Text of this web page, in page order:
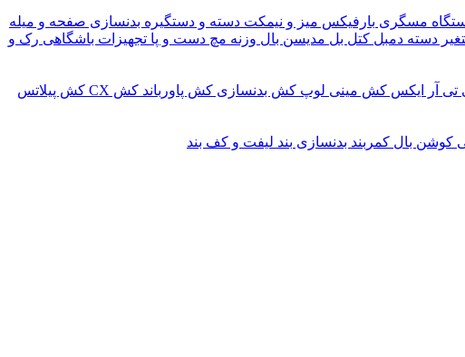
مسگری بارفیکس میز و نیمکت دسته و دستگیره بدنسازی صفحه و میله
دسته دمبل کتل بل مدیسن بال وزنه مچ دست و پا تجهیزات باشگاهی رک و
تی آر ایکس کش مینی لوپ کش بدنسازی کش پاورباند کش CX
کش پیلاتس
کوشن بال کمربند بدنسازی بند لیفت و کف بند